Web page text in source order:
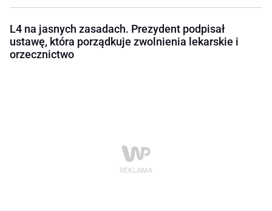
L4 na jasnych zasadach. Prezydent podpisał
ustawę, która porządkuje zwolnienia lekarskie i
orzecznictwo